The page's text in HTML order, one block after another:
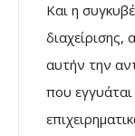
Και η
διαχείρισης,
αυτήν την
που